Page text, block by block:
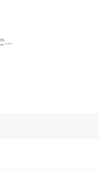
원인 모를 피로감? 무의식적 소음 스트레스를 차단해야 하는 이유